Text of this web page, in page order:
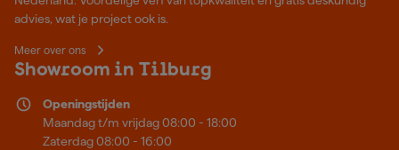
advies, wat je project ook is.
Meer over ons
Showroom in Tilburg
Openingstijden
Maandag t/m vrijdag 08:00 - 18:00
Zaterdag 08:00 - 16:00